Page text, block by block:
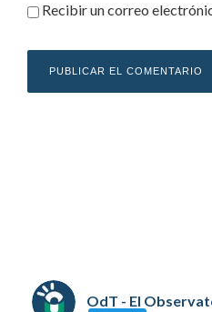
Recibir un correo
OdT - El